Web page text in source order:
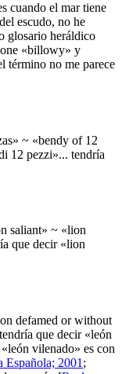
cuando el mar tiene
escudo, no he
glosario heráldico
«billowy» y
término no me parece
» ~ «bendy of 12
12 pezzi»... tendría
saliant» ~ «lion
que decir «lion
defamed or without
que decir «león
león vilenado» es con
Española; 2001 ;